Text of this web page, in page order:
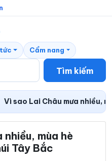
Tìm kiếm
Cẩm nang
Vì sao Lai Châu mưa nhiều,
mùa hè
Tây Bắc